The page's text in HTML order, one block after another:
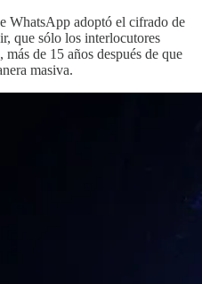
WhatsApp adoptó el cifrado de
que sólo los interlocutores
de 15 años después de que
masiva.